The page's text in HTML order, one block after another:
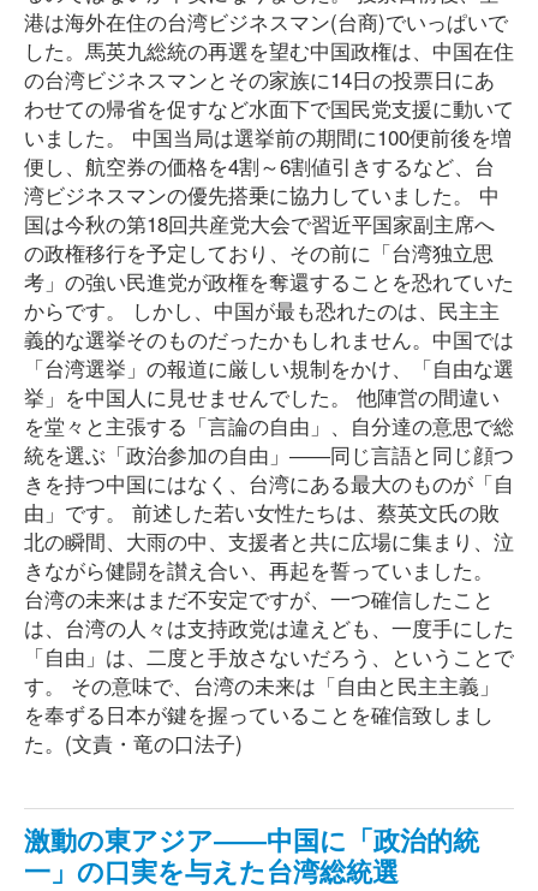
港は海外在住の台湾ビジネスマン(台商)でいっぱいで
した。馬英九総統の再選を望む中国政権は、中国在住
の台湾ビジネスマンとその家族に14日の投票日にあ
わせての帰省を促すなど水面下で国民党支援に動いて
いました。 中国当局は選挙前の期間に100便前後を増
便し、航空券の価格を4割～6割値引きするなど、台
湾ビジネスマンの優先搭乗に協力していました。 中
国は今秋の第18回共産党大会で習近平国家副主席へ
の政権移行を予定しており、その前に「台湾独立思
考」の強い民進党が政権を奪還することを恐れていた
からです。 しかし、中国が最も恐れたのは、民主主
義的な選挙そのものだったかもしれません。中国では
「台湾選挙」の報道に厳しい規制をかけ、「自由な選
挙」を中国人に見せませんでした。 他陣営の間違い
を堂々と主張する「言論の自由」、自分達の意思で総
統を選ぶ「政治参加の自由」――同じ言語と同じ顔つ
きを持つ中国にはなく、台湾にある最大のものが「自
由」です。 前述した若い女性たちは、蔡英文氏の敗
北の瞬間、大雨の中、支援者と共に広場に集まり、泣
きながら健闘を讃え合い、再起を誓っていました。
台湾の未来はまだ不安定ですが、一つ確信したこと
は、台湾の人々は支持政党は違えども、一度手にした
「自由」は、二度と手放さないだろう、ということで
す。 その意味で、台湾の未来は「自由と民主主義」
を奉ずる日本が鍵を握っていることを確信致しまし
た。(文責・竜の口法子)
激動の東アジア――中国に「政治的統
一」の口実を与えた台湾総統選